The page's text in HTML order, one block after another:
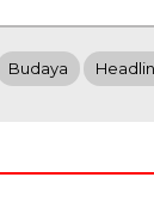
Budaya